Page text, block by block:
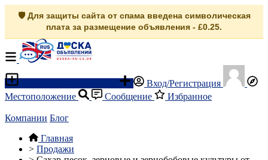
🛡️ Для защиты сайта от спама введена символическая
плата за размещение объявления - £0.25.
Вход/Регистрация
Местоположение
Сообщение Избранное
Компании Блог
Главная
> Продажи